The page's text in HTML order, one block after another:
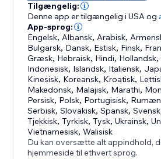
Tilgængelig:
Denne app er tilgængelig i USAog
App-sprog:
Engelsk, Albansk, Arabisk,
Bulgarsk, Dansk, Estisk, Finsk,
Græsk, Hebraisk, Hindi, Hollandsk,
Indonesisk, Islandsk, Italiensk,
Kinesisk, Koreansk, Kroatisk,
Makedonsk, Malajisk, Marathi,
Persisk, Polsk, Portugisisk,
Serbisk,Slovakisk,Spansk,Svensk
Tjekkisk,Tyrkisk,Tysk,Ukrainsk,
Vietnamesisk,Walisisk
Du kan oversætte alt appindhold,
hjemmeside til ethvert sprog.